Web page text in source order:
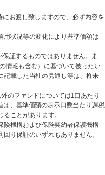
お渡し致しますので、必ず内容を
用状況等の変化により基準価額は
証するものではありません。ま
情報も含む）に基づいて被ったい
記載した当社の見通し等は、将来
のファンドについては1口あたり
、基準価額の表示口数当たり課税
ことがあります。
険機構および保険契約者保護機構
り保証のいずれもありません。